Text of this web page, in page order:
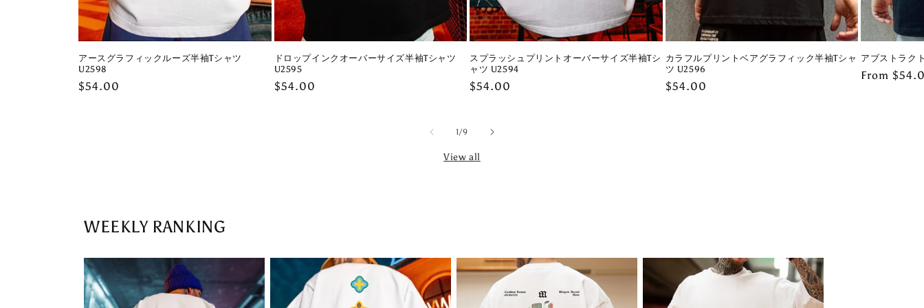
アースグラフィックルーズ半袖Tシャツ
U2598
Regular
$54.00
ドロップインクオーバーサイズ半袖Tシャツ
U2595
Regular
$54.00
スプラッシュプリントオーバーサイズ半袖Tシ
ャツ U2594
Regular
$54.00
カラフルプリントベアグラフィック半袖Tシャ
ツ U2596
Regular
$54.00
アブストラク
Regular
From
1/of
9
View all
WEEKLY RANKING